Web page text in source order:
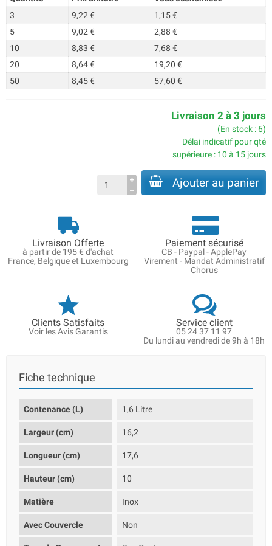
3
9,22 €
1,15 €
5
9,02 €
2,88 €
10
8,83 €
7,68 €
20
8,64 €
19,20 €
50
8,45 € 57,60 €
Livraison 2 à 3 jours
(En stock : 6)
Délai indicatif pour qté
supérieure : 10 à 15 jours
Ajouter au panier
Livraison Offerte
à partir de 195 € d'achat
France, Belgique et Luxembourg
Paiement sécurisé
CB - Paypal - ApplePay
Virement - Mandat Administratif
Chorus
Clients Satisfaits
Voir les Avis Garantis
Service client
05 24 37 11 97
Du lundi au vendredi de 9h à 18h
Fiche technique
Contenance (L) 1,6 Litre
Largeur (cm) 16,2
Longueur (cm) 17,6
Hauteur (cm) 10
Matière Inox
Avec Couvercle Non